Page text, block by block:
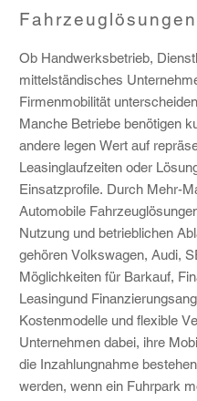
Ob Handwerksbetrieb,
mittelständisches
Firmenmobilität
Manche Betriebe benötigen
andere legen Wert auf
Leasinglaufzeiten oder
Einsatzprofile. Durch Mehr-
Automobile
Nutzung und betrieblichen
gehören Volkswagen, Audi,
Möglichkeiten für Barkauf,
Leasingund
Kostenmodelle und flexible
Unternehmen dabei, ihre
die Inzahlungnahme
werden, wenn ein Fuhrpark